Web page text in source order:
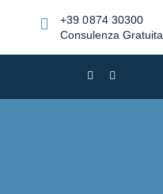
+39 0874 30300
Consulenza Gratuita